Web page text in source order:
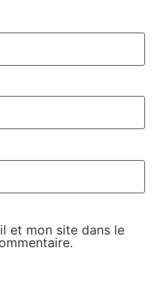
et mon site dans le